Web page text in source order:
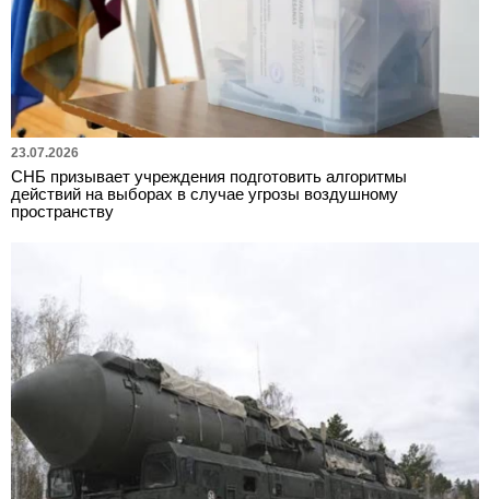
23.07.2026
СНБ призывает учреждения подготовить алгоритмы
действий на выборах в случае угрозы воздушному
пространству